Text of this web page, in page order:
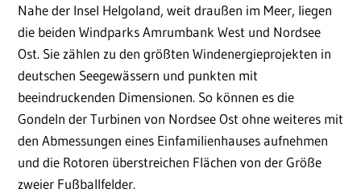
Nahe der Insel Helgoland, weit draußen im Meer, liegen
die beiden Windparks Amrumbank West und Nordsee
Ost. Sie zählen zu den größten Windenergieprojekten in
deutschen Seegewässern und punkten mit
beeindruckenden Dimensionen. So können es die
Gondeln der Turbinen von Nordsee Ost ohne weiteres mit
den Abmessungen eines Einfamilienhauses aufnehmen
und die Rotoren überstreichen Flächen von der Größe
zweier Fußballfelder.